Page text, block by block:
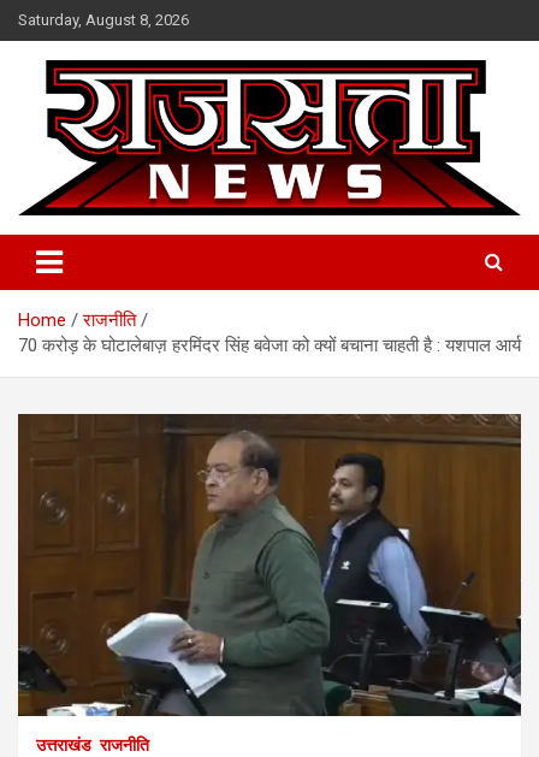
Skip
to
content
Saturday, August 8, 2026
Raj Satta News
Home
राजनीति
70 करोड़ के घोटालेबाज़ हरमिंदर सिंह बवेजा को क्यों बचाना चाहती है : यशपाल आर्य
उत्तराखंड राजनीति